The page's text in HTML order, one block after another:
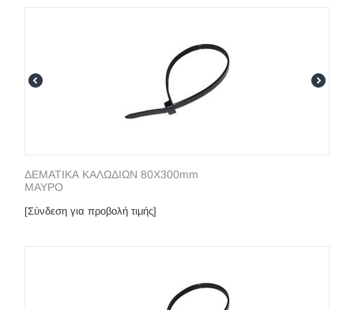
ΔΕΜΑΤΙΚΑ ΚΑΛΩΔΙΩΝ 80X300mm
ΜΑΥΡΟ
[Σύνδεση για προβολή τιμής]